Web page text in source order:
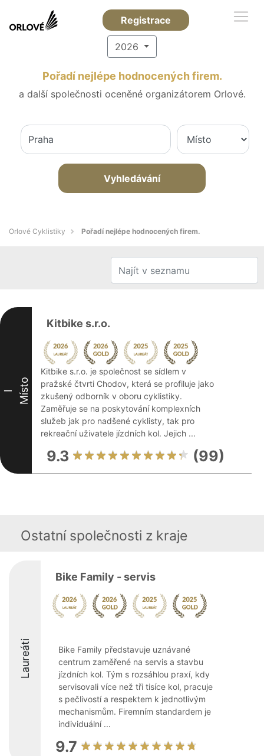
Registrace
2026
Pořadí nejlépe hodnocených firem.
a další společnosti oceněné organizátorem Orlové.
Vyhledávání
Orlové Cyklistiky Pořadí nejlépe hodnocených firem.
I Místo
Kitbike s.r.o.
Kitbike s.r.o. je společnost se sídlem v
pražské čtvrti Chodov, která se profiluje jako
zkušený odborník v oboru cyklistiky.
Zaměřuje se na poskytování komplexních
služeb jak pro nadšené cyklisty, tak pro
rekreační uživatele jízdních kol. Jejich ...
9.3 (99)
Ostatní společnosti z kraje
Laureáti
Bike Family - servis
Bike Family představuje uznávané
centrum zaměřené na servis a stavbu
jízdních kol. Tým s rozsáhlou praxí, kdy
servisovali více než tři tisíce kol, pracuje
s pečlivostí a respektem k jednotlivým
mechanismům. Firemním standardem je
individuální ...
9.7